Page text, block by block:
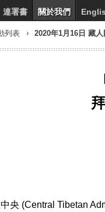
連署書 關於我們
列表 2020年1月16日 藏
央 (Central Tibetan